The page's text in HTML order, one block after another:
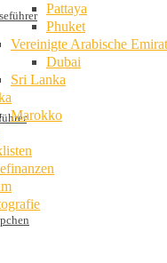
Pattaya
Phuket
Vereinigte Arabische
Dubai
Sri Lanka
Marokko